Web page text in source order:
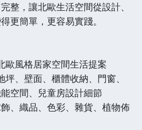
整，讓北歐生活空間從設計、
更簡單，更容易實踐。
歐風格居家空間生活提案
、壁面、櫃體收納、門窗、
空間、兒童房設計細節
、織品、色彩、雜貨、植物佈